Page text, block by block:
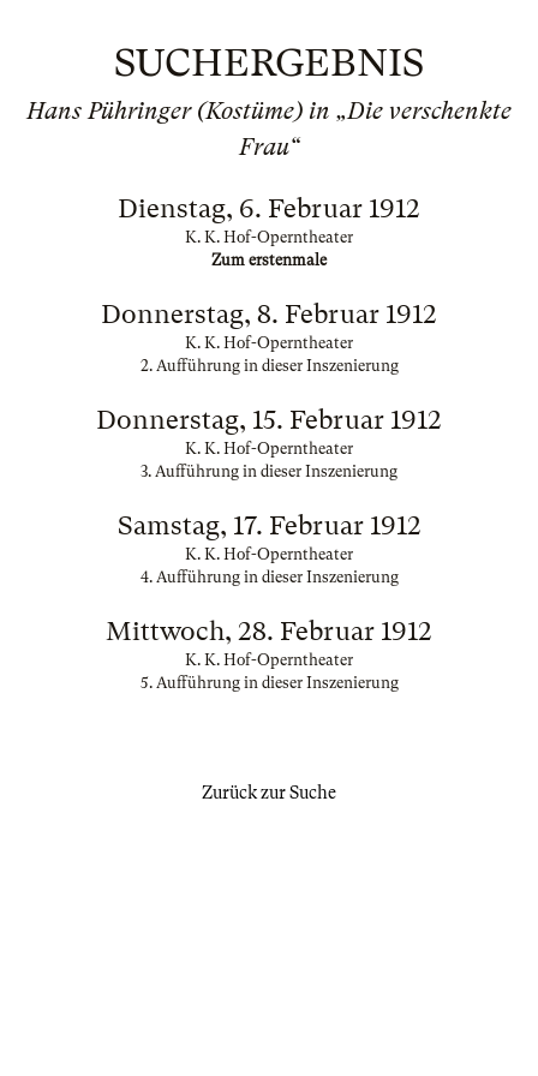
SUCHERGEBNIS
Hans Pühringer (Kostüme) in „Die verschenkte
Frau“
Dienstag, 6. Februar 1912
K. K. Hof-Operntheater
Zum erstenmale
Donnerstag, 8. Februar 1912
K. K. Hof-Operntheater
2. Aufführung in dieser Inszenierung
Donnerstag, 15. Februar 1912
K. K. Hof-Operntheater
3. Aufführung in dieser Inszenierung
Samstag, 17. Februar 1912
K. K. Hof-Operntheater
4. Aufführung in dieser Inszenierung
Mittwoch, 28. Februar 1912
K. K. Hof-Operntheater
5. Aufführung in dieser Inszenierung
Zurück zur Suche